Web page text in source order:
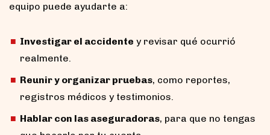
equipo puede ayudarte a:
Investigar el accidente y revisar qué ocurrió
realmente.
Reunir y organizar pruebas, como reportes,
registros médicos y testimonios.
Hablar con las aseguradoras, para que no tengas